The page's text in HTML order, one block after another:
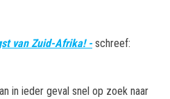
van Zuid-Afrika! - schreef:
in ieder geval snel op zoek naar